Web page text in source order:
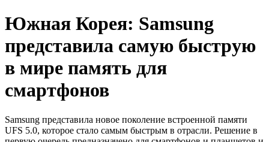
Южная Корея: Samsung
представила самую быструю
в мире память для
смартфонов
Samsung представила новое поколение встроенной памяти
UFS 5.0, которое стало самым быстрым в отрасли. Решение в